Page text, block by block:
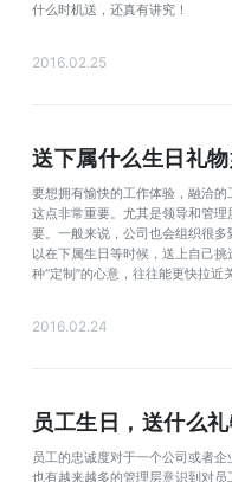
什么时机送，还真有讲究！
2016.02.25
送下属什么生日礼物
要想拥有愉快的工作体验，融洽
这点非常重要。尤其是领导和管
要。一般来说，公司也会组织很
以在下属生日等时候，送上自己
种“定制”的心意，往往能更快拉近
2016.02.24
员工生日，送什么礼
员工的忠诚度对于一个公司或者
也有越来越多的管理层意识到对